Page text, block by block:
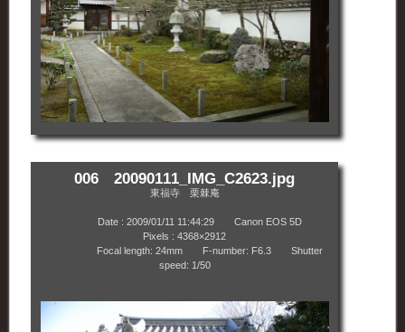
006 20090111_IMG_C2623.jpg
東福寺 栗棘庵
Date : 2009/01/11 11:44:29 Canon EOS 5D
Pixels : 4368×2912
Focal length: 24mm F-number: F6.3 Shutter
speed: 1/50